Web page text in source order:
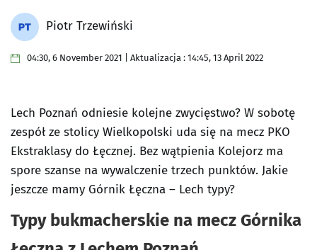
Piotr Trzewiński
04:30, 6 November 2021 | Aktualizacja : 14:45, 13 April 2022
Lech Poznań odniesie kolejne zwycięstwo? W sobotę
zespół ze stolicy Wielkopolski uda się na mecz PKO
Ekstraklasy do Łęcznej. Bez wątpienia Kolejorz ma
spore szanse na wywalczenie trzech punktów. Jakie
jeszcze mamy Górnik Łęczna – Lech typy?
Typy bukmacherskie na mecz Górnika